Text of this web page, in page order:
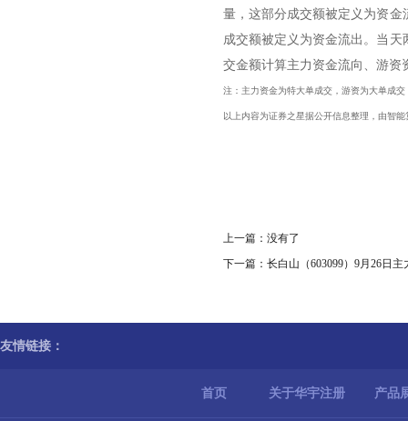
量，这部分成交额被定义为资
成交额被定义为资金流出。当
交金额计算主力资金流向、游资
注：主力资金为特大单成交，游资为大单成
以上内容为证券之星据公开信息整理，由智
上一篇：没有了
下一篇： 长白山（603099）9月26日
友情链接：
首页 关于华宇注册 产品